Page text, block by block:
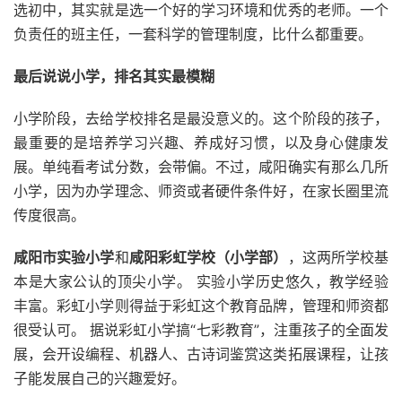
选初中，其实就是选一个好的学习环境和优秀的老师。一个
负责任的班主任，一套科学的管理制度，比什么都重要。
最后说说小学，排名其实最模糊
小学阶段，去给学校排名是最没意义的。这个阶段的孩子，
最重要的是培养学习兴趣、养成好习惯，以及身心健康发
展。单纯看考试分数，会带偏。不过，咸阳确实有那么几所
小学，因为办学理念、师资或者硬件条件好，在家长圈里流
传度很高。
咸阳市实验小学和咸阳彩虹学校（小学部）
，这两所学校基
本是大家公认的顶尖小学。 实验小学历史悠久，教学经验
丰富。彩虹小学则得益于彩虹这个教育品牌，管理和师资都
很受认可。 据说彩虹小学搞“七彩教育”，注重孩子的全面发
展，会开设编程、机器人、古诗词鉴赏这类拓展课程，让孩
子能发展自己的兴趣爱好。